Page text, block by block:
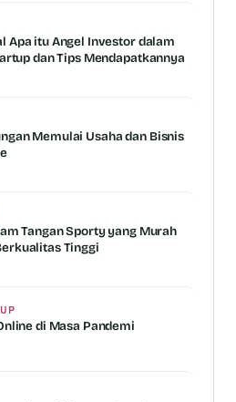
Apa itu Angel Investor dalam
dan Tips Mendapatkannya
Memulai Usaha dan Bisnis
Tangan Sporty yang Murah
Tinggi
di Masa Pandemi